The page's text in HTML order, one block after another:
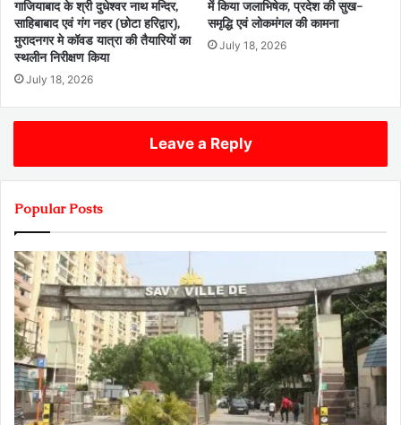
गाजियाबाद के श्री दुधेश्वर नाथ मन्दिर,
साहिबाबाद एवं गंग नहर (छोटा हरिद्वार),
मुरादनगर मे कॉवड यात्रा की तैयारियों का
स्थलीन निरीक्षण किया
July 18, 2026
में किया जलाभिषेक, प्रदेश की सुख-
समृद्धि एवं लोकमंगल की कामना
July 18, 2026
Leave a Reply
Popular Posts